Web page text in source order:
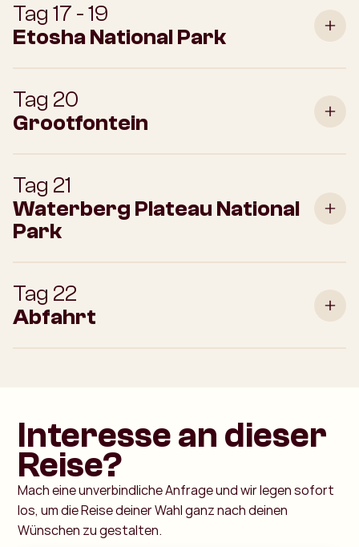
Tag 17 - 19
Etosha National Park
Tag 20
Grootfontein
Tag 21
Waterberg Plateau National
Park
Tag 22
Abfahrt
Interesse an dieser
Reise?
Mach eine unverbindliche Anfrage und wir legen sofort
los, um die Reise deiner Wahl ganz nach deinen
Wünschen zu gestalten.